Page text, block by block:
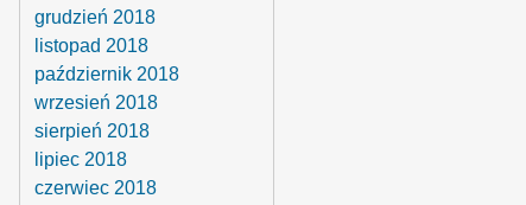
grudzień 2018
listopad 2018
październik 2018
wrzesień 2018
sierpień 2018
lipiec 2018
czerwiec 2018